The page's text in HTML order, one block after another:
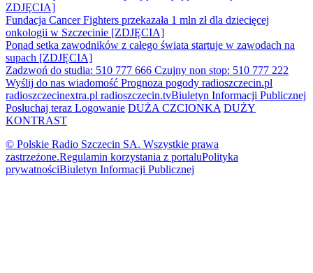
ZDJĘCIA]
Fundacja Cancer Fighters przekazała 1 mln zł dla dziecięcej
onkologii w Szczecinie [ZDJĘCIA]
Ponad setka zawodników z całego świata startuje w zawodach na
supach [ZDJĘCIA]
Zadzwoń do studia: 510 777 666 Czujny non stop: 510 777 222
Wyślij do nas wiadomość Prognoza pogody radioszczecin.pl
radioszczecinextra.pl radioszczecin.tvBiuletyn Informacji Publicznej
Posłuchaj teraz Logowanie DUŻA CZCIONKA DUŻY
KONTRAST
© Polskie Radio Szczecin SA. Wszystkie prawa
zastrzeżone.Regulamin korzystania z portaluPolityka
prywatnościBiuletyn Informacji Publicznej